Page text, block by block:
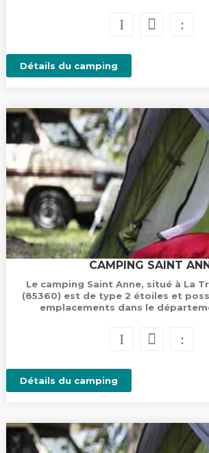
Détails du camping
CAMPING SAINT
Le camping Saint Anne, situé à La
(85360) est de type 2 étoiles et
emplacements dans le
Détails du camping